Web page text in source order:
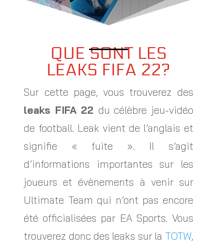
QUE SONT LES
LEAKS FIFA 22?
Sur cette page, vous trouverez des
leaks FIFA 22 du célèbre jeu-vidéo
de football. Leak vient de l’anglais et
signifie « fuite ». Il s’agit
d’informations importantes sur les
joueurs et évènements à venir sur
Ultimate Team qui n’ont pas encore
été officialisées par EA Sports. Vous
trouverez donc des leaks sur la TOTW,